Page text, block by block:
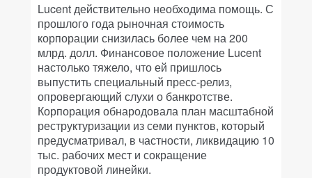
Lucent действительно необходима помощь. С
прошлого года рыночная стоимость
корпорации снизилась более чем на 200
млрд. долл. Финансовое положение Lucent
настолько тяжело, что ей пришлось
выпустить специальный пресс-релиз,
опровергающий слухи о банкротстве.
Корпорация обнародовала план масштабной
реструктуризации из семи пунктов, который
предусматривал, в частности, ликвидацию 10
тыс. рабочих мест и сокращение
продуктовой линейки.